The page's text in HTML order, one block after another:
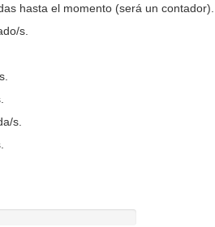
hasta el momento (será un contador).
s.
s.